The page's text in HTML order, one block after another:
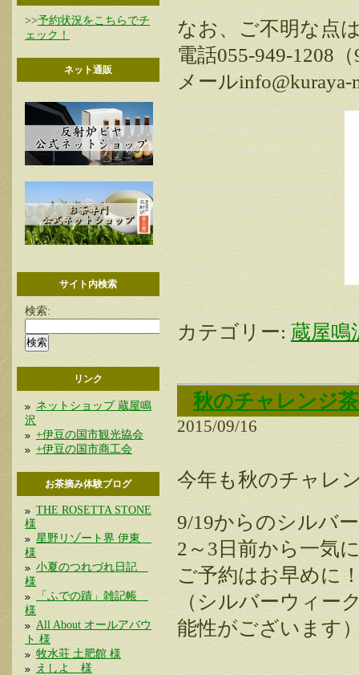
>>予約状況をこちらでチ
ェック！
ネット通販
サイト内検索
検索:
リンク
ネットショップ 蔵屋鳴
沢
+伊豆の国市観光協会
+伊豆の国市商工会
お茶摘み体験ブログ
THE ROSETTA STONE
様
星野リゾート界 伊東
様
小夏のつれづれ日記
様
「ふでの蹟」雑記帳
様
All About オールアバウ
ト 様
牧水荘 土肥館 様
えしよ 様
なお、ご不明な点
電話055-949-1208
メールinfo@kuraya-
カテゴリー: 蔵屋鳴
秋のチャレンジ
2015/09/16
今年も秋のチャレ
9/19からのシルバ
2～3日前から一気
ご予約はお早めに
（シルバーウィー
能性がございます